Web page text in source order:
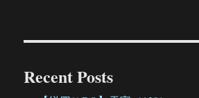
Recent Posts